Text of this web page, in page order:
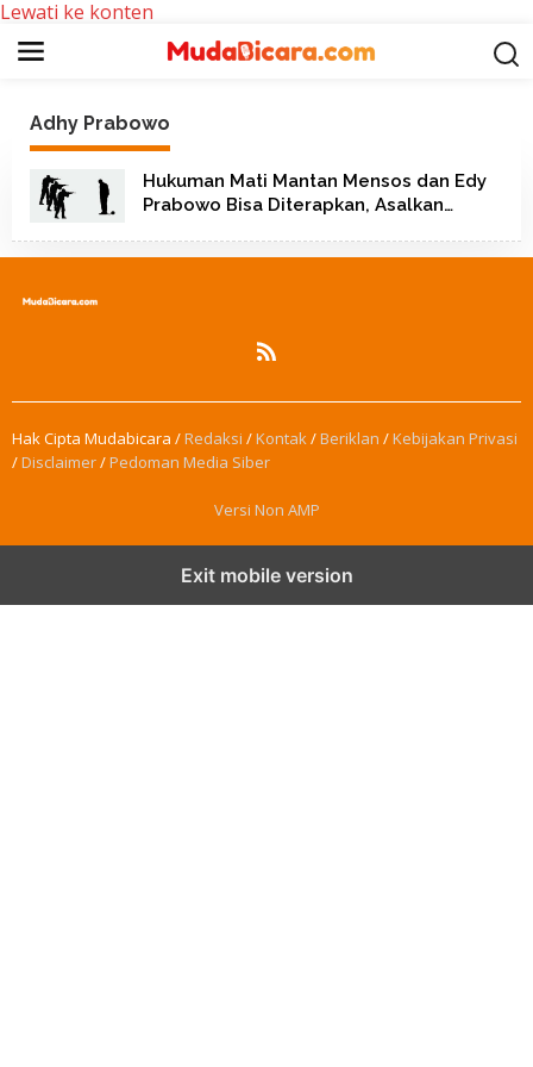
Lewati ke konten
Adhy Prabowo
Hukuman Mati Mantan Mensos dan Edy
Prabowo Bisa Diterapkan, Asalkan…
Hak Cipta Mudabicara /Redaksi /Kontak/Beriklan /Kebijakan Privasi
/Disclaimer/Pedoman Media Siber
Versi Non AMP
Exit mobile version